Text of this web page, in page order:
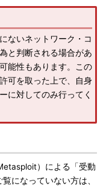
ないネットワーク・コ
と判断される場合があ
能性もあります。この
可を取った上で、自身
に対してのみ行ってく
）による「受動
になっていない方は、